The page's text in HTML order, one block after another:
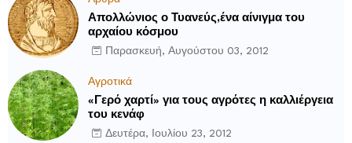
Απολλώνιος ο Τυανεύς,ένα αίνιγμα του
αρχαίου κόσμου
Παρασκευή, Αυγούστου 03, 2012
Αγροτικά
«Γερό χαρτί» για τους αγρότες η καλλιέργεια
του κενάφ
Δευτέρα, Ιουλίου 23, 2012